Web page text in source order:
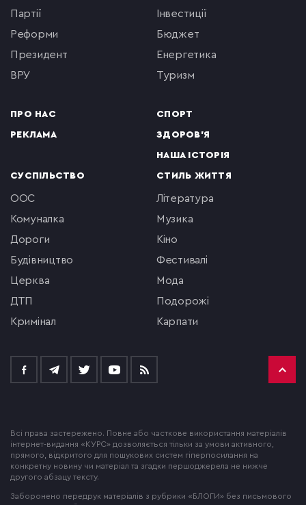
партії
реформи
президент
ВРУ
ПРО НАС
РЕКЛАМА
інвестиції
бюджет
енергетика
туризм
СПОРТ
ЗДОРОВ'Я
НАША ІСТОРІЯ
СУСПІЛЬСТВО
ООС
комуналка
Дороги
будівництво
церква
ДТП
кримінал
СТИЛЬ ЖИТТЯ
література
музика
кіно
фестивалі
мода
подорожі
Карпати
Всі права застережено. Повне або часткове використання матеріалів
інтернет-видання «КУРС» дозволяється тільки за умови активного,
прямого, відкритого для пошукових систем гіперпосилання на
конкретну новину чи матеріал та згадки першоджерела не нижче
другого абзацу тексту.
Заборонено передрук матеріалів з рубрики «БЛОГИ» без письмового